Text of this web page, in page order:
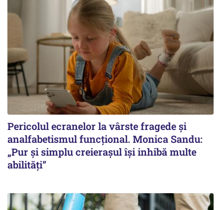
Pericolul ecranelor la vârste fragede și
analfabetismul funcțional. Monica Sandu:
„Pur și simplu creierașul își inhibă multe
abilități”